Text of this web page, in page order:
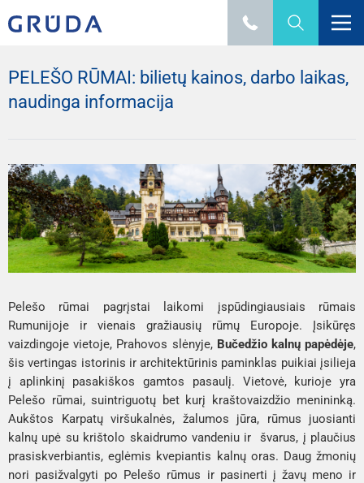
PELEŠO RŪMAI: bilietų kainos, darbo laikas,
naudinga informacija
Pelešo rūmai pagrįstai laikomi įspūdingiausiais rūmais
Rumunijoje ir vienais gražiausių rūmų Europoje. Įsikūręs
vaizdingoje vietoje, Prahovos slėnyje, Bučedžio kalnų papėdėje,
šis vertingas istorinis ir architektūrinis paminklas puikiai įsilieja
į aplinkinį pasakiškos gamtos pasaulį. Vietovė, kurioje yra
Pelešo rūmai, suintriguotų bet kurį kraštovaizdžio menininką.
Aukštos Karpatų viršukalnės, žalumos jūra, rūmus juosianti
kalnų upė su krištolo skaidrumo vandeniu ir švarus, į plaučius
prasiskverbiantis, eglėmis kvepiantis kalnų oras. Daug žmonių
nori pasižvalgyti po Pelešo rūmus ir pasinerti į žavų meno ir